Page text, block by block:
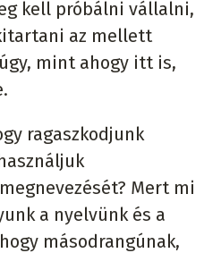
kell próbálni vállalni,
az mellett
mint ahogy itt is,
ragaszkodjunk
Mert mi
a nyelvünk és a
másodrangúnak,